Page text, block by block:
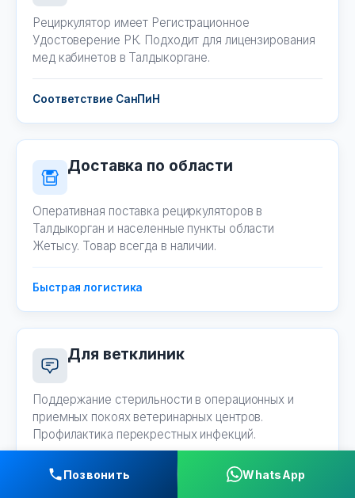
Позвонить WhatsApp
Рециркулятор имеет Регистрационное
Удостоверение РК. Подходит для лицензирования
мед кабинетов в Талдыкоргане.
Соответствие СанПиН
Доставка по области
Оперативная поставка рециркуляторов в
Талдыкорган и населенные пункты области
Жетысу. Товар всегда в наличии.
Быстрая логистика
Для ветклиник
Поддержание стерильности в операционных и
приемных покоях ветеринарных центров.
Профилактика перекрестных инфекций.
Защита животных и врачей